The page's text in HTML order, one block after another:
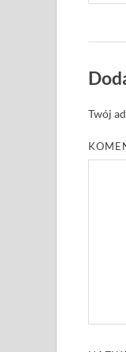
Twój